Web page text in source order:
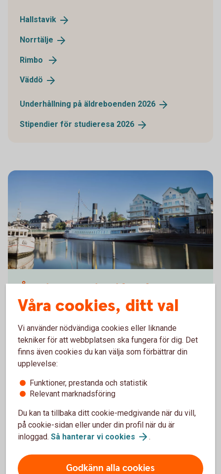
Hallstavik
Norrtälje
Rimbo
Väddö
Underhållning på äldreboenden 2026
Stipendier för studieresa 2026
Återinvestering i bygden
Som Sparbank har vi inga aktieägare. I stället
Roslagen till en ännu bättre plats att leva och verka
på – i linje med bankens vision om ett attraktivt och
öppet Roslagen i tillväxt. Allt tack vare våra kunder.
Läs mer om bankens samhällsengagemang
Våra cookies, ditt val
Vi använder nödvändiga cookies eller liknande
tekniker för att webbplatsen ska fungera för dig. Det
finns även cookies du kan välja som förbättrar din
upplevelse:
Funktioner, prestanda och statistik
Relevant marknadsföring
Du kan ta tillbaka ditt cookie-medgivande när du vill,
på cookie-sidan eller under din profil när du är
inloggad. Så hanterar vi cookies .
Godkänn alla cookies